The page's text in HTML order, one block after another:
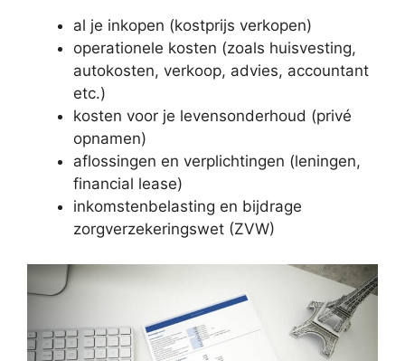
al je inkopen (kostprijs verkopen)
operationele kosten (zoals huisvesting,
autokosten, verkoop, advies, accountant
etc.)
kosten voor je levensonderhoud (privé
opnamen)
aflossingen en verplichtingen (leningen,
financial lease)
inkomstenbelasting en bijdrage
zorgverzekeringswet (ZVW)